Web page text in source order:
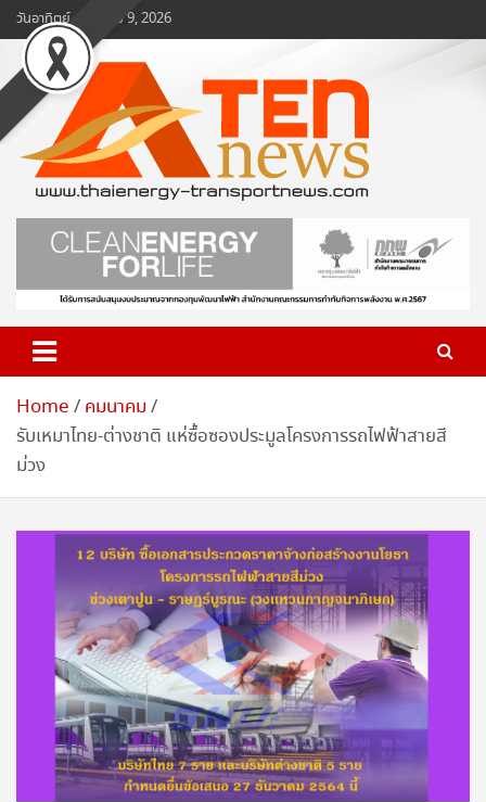
Skip
to
content
วันอาทิตย์, สิงหาคม 9, 2026
www.ten-news.com
ข่าวพลังงานและคมนาคม
Home
คมนาคม
รับเหมาไทย-ต่างชาติ แห่ซื้อซองประมูลโครงการรถไฟฟ้าสายสี
ม่วง